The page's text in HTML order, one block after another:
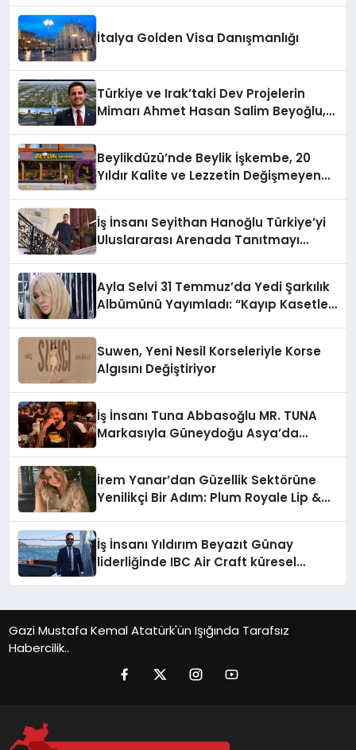
İtalya Golden Visa Danışmanlığı
Türkiye ve Irak’taki Dev Projelerin
Mimarı Ahmet Hasan Salim Beyoğlu,
Hayata Geçirecek
Beylikdüzü’nde Beylik İşkembe, 20
Yıldır Kalite ve Lezzetin Değişmeyen
İş İnsanı Seyithan Hanoğlu Türkiye’yi
Uluslararası Arenada Tanıtmayı
Ayla Selvi 31 Temmuz’da Yedi Şarkılık
Albümünü Yayımladı: “Kayıp Kasetler
Suwen, Yeni Nesil Korseleriyle Korse
Algısını Değiştiriyor
İş İnsanı Tuna Abbasoğlu MR. TUNA
Markasıyla Güneydoğu Asya’da
İrem Yanar’dan Güzellik Sektörüne
Yenilikçi Bir Adım: Plum Royale Lip &
İş İnsanı Yıldırım Beyazıt Günay
liderliğinde IBC Air Craft küresel
Gazi Mustafa Kemal Atatürk'ün Işığında Tarafsız
Habercilik..